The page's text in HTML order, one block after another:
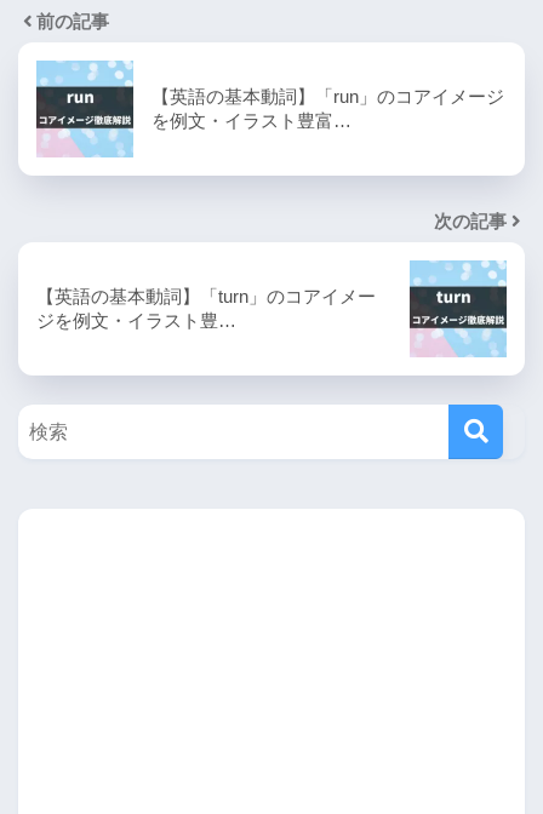
前の記事
【英語の基本動詞】「run」のコアイメージ
を例文・イラスト豊富…
次の記事
【英語の基本動詞】「turn」のコアイメー
ジを例文・イラスト豊…